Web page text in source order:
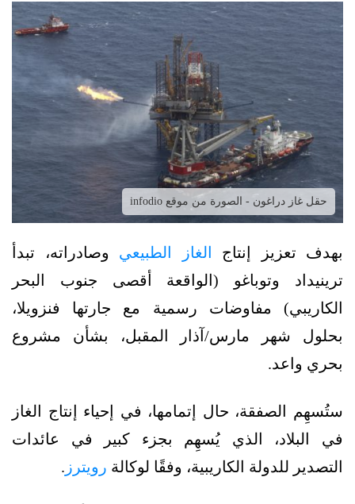
حقل غاز دراغون - الصورة من موقع infodio
بهدف تعزيز إنتاج الغاز الطبيعي وصادراته، تبدأ
ترينيداد وتوباغو (الواقعة أقصى جنوب البحر
الكاريبي) مفاوضات رسمية مع جارتها فنزويلا،
بحلول شهر مارس/آذار المقبل، بشأن مشروع
بحري واعد.
ستُسهِم الصفقة، حال إتمامها، في إحياء إنتاج الغاز
في البلاد، الذي يُسهِم بجزء كبير في عائدات
التصدير للدولة الكاريبية، وفقًا لوكالة رويترز .